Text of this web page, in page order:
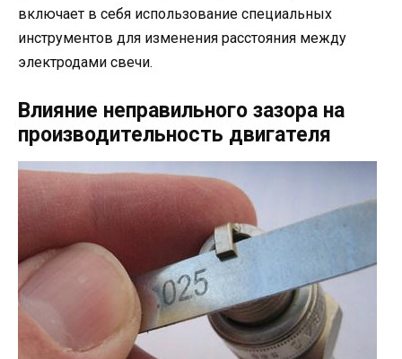
включает в себя использование специальных
инструментов для изменения расстояния между
электродами свечи.
Влияние неправильного зазора на
производительность двигателя